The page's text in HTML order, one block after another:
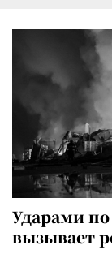
Ударами
вызывает